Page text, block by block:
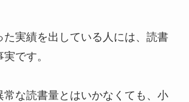
た実績を出している人には、読書
です。
常な読書量とはいかなくても、小